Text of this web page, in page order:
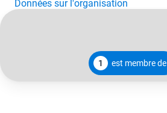
Données sur l'organisation
1 est membre de